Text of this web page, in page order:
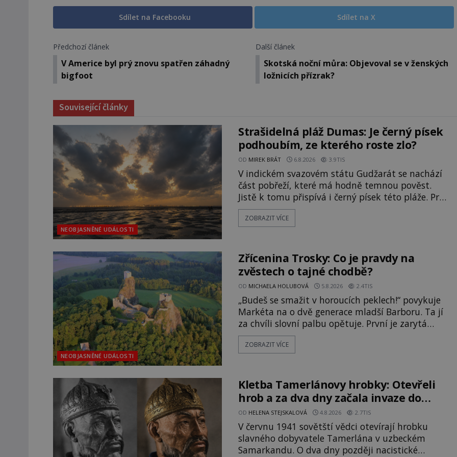
Sdílet na Facebooku Sdílet na X
Předchozí článek
V Americe byl prý znovu spatřen záhadný
bigfoot
Další článek
Skotská noční můra: Objevoval se v ženských
ložnicích přízrak?
Související články
NEOBJASNĚNÉ UDÁLOSTI
Strašidelná pláž Dumas: Je černý písek
podhoubím, ze kterého roste zlo?
OD MIREK BRÁT 6.8.2026 3.9TIS
V indickém svazovém státu Gudžarát se nachází
část pobřeží, které má hodně temnou pověst.
Jistě k tomu přispívá i černý písek této pláže. Proč
má pláž takové netypické zbarvení? Nakolik jsou
pravdivé historky, že zde došlo k
pláž Dumas ve městě Surat. Gu
ZOBRAZIT VÍCE
NEOBJASNĚNÉ UDÁLOSTI
Zřícenina Trosky: Co je pravdy na
zvěstech o tajné chodbě?
OD MICHAELA HOLUBOVÁ 5.8.2026 2.4TIS
„Budeš se smažit v horoucích peklech!“ povykuje
Markéta na o dvě generace mladší Barboru. Ta jí
za chvíli slovní palbu opětuje. První je zarytá
katolička, druhá přesvědčená kališnice. A každá z
nich se usídlí na jedné z věží slavného hradu
manželku má skutečně jistou
ZOBRAZIT VÍCE
Kletba Tamerlánovy hrobky: Otevřeli
hrob a za dva dny začala invaze do
SSSR. Náhoda, nebo varování?
OD HELENA STEJSKALOVÁ 4.8.2026 2.7TIS
V červnu 1941 sovětští vědci otevírají hrobku
slavného dobyvatele Tamerlána v uzbeckém
Samarkandu. O dva dny později nacistické